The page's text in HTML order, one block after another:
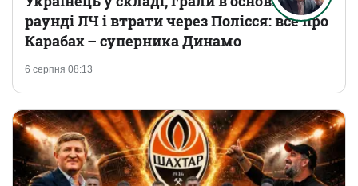
6 серпня 08:13
раунді ЛЧ і втрати через Полісся: все про
Карабах – суперника Динамо